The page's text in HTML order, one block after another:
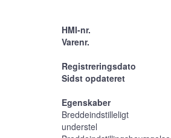
HMI-nr.
Varenr.
Registreringsdato
Sidst opdateret
Egenskaber
Breddeindstilleligt
understel